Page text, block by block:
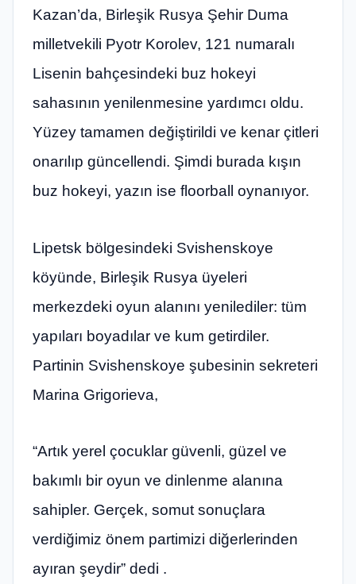
Kazan’da, Birleşik Rusya Şehir Duma
milletvekili Pyotr Korolev, 121 numaralı
Lisenin bahçesindeki buz hokeyi
sahasının yenilenmesine yardımcı oldu.
Yüzey tamamen değiştirildi ve kenar çitleri
onarılıp güncellendi. Şimdi burada kışın
buz hokeyi, yazın ise floorball oynanıyor.
Lipetsk bölgesindeki Svishenskoye
köyünde, Birleşik Rusya üyeleri
merkezdeki oyun alanını yenilediler: tüm
yapıları boyadılar ve kum getirdiler.
Partinin Svishenskoye şubesinin sekreteri
Marina Grigorieva,
“Artık yerel çocuklar güvenli, güzel ve
bakımlı bir oyun ve dinlenme alanına
sahipler. Gerçek, somut sonuçlara
verdiğimiz önem partimizi diğerlerinden
ayıran şeydir” dedi .